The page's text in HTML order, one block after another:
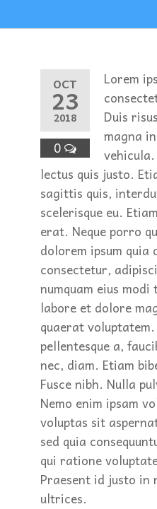
OCT
23
2018
0
Lorem
Duis
magna
lectus quis justo.
sagittis quis,
scelerisque eu.
erat. Neque porro
dolorem ipsum
consectetur,
numquam eius
labore et dolore
quaerat
pellentesque a,
nec, diam. Etiam
Fusce nibh. Nulla
Nemo enim ipsam
voluptas sit
sed quia
qui ratione
Praesent id justo in
ultrices.